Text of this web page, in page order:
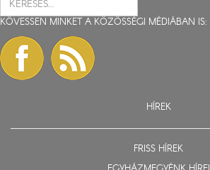
KÖVESSEN MINKET A KÖZÖSSÉGI MÉDIÁBAN IS:
HÍREK
FRISS HÍREK